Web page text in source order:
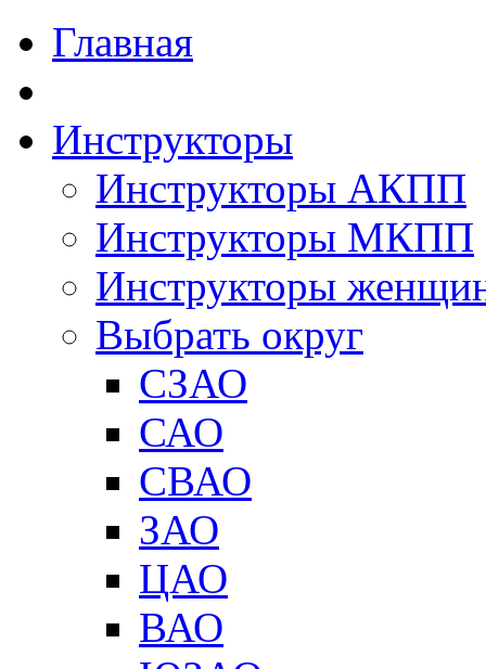
Главная
Инструкторы
Инструкторы АКПП
Инструкторы МКПП
Инструкторы
Выбрать округ
СЗАО
САО
СВАО
ЗАО
ЦАО
ВАО